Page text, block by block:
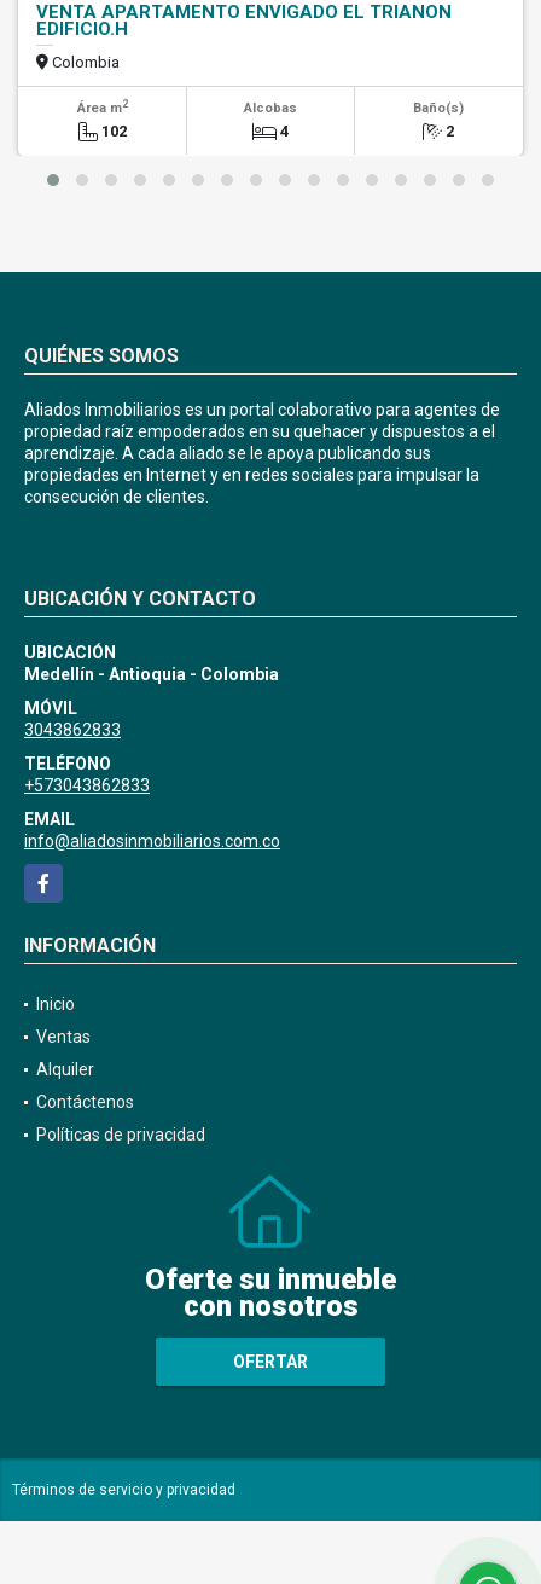
VENTA APARTAMENTO ENVIGADO EL TRIANON
EDIFICIO.H
Colombia
Área m2
102
Alcobas
4
Baño(s)
2
QUIÉNES SOMOS
Aliados Inmobiliarios es un portal colaborativo para agentes de
propiedad raíz empoderados en su quehacer y dispuestos a el
aprendizaje. A cada aliado se le apoya publicando sus
propiedades en Internet y en redes sociales para impulsar la
consecución de clientes.
UBICACIÓN Y CONTACTO
UBICACIÓN
Medellín - Antioquia - Colombia
MÓVIL
3043862833
TELÉFONO
+573043862833
EMAIL
info@aliadosinmobiliarios.com.co
Facebook
INFORMACIÓN
Inicio
Ventas
Alquiler
Contáctenos
Políticas de privacidad
Oferte su inmueble
con nosotros
OFERTAR
Términos de servicio y privacidad